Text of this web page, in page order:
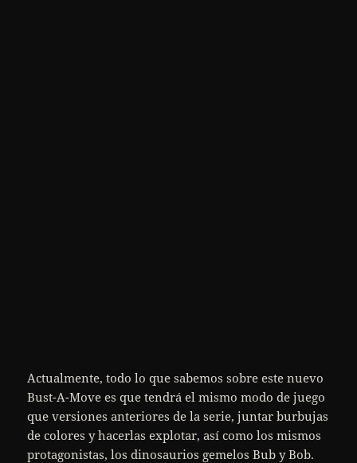
Actualmente, todo lo que sabemos sobre este nuevo
Bust-A-Move es que tendrá el mismo modo de juego
que versiones anteriores de la serie, juntar burbujas
de colores y hacerlas explotar, así como los mismos
protagonistas, los dinosaurios gemelos Bub y Bob.